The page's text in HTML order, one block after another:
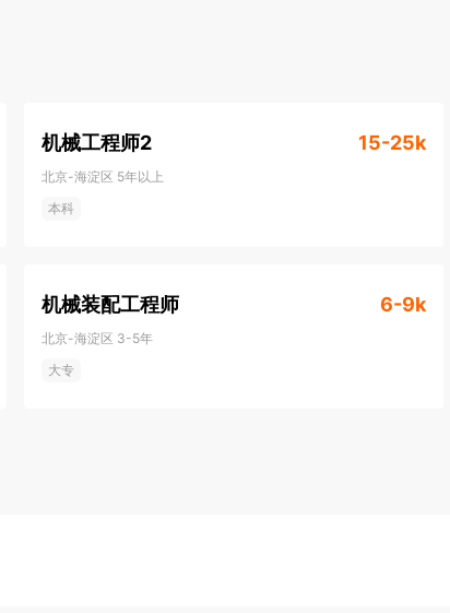
机械工程师2 15-25k
北京-海淀区 5年以上
本科
机械装配工程师 6-9k
北京-海淀区 3-5年
大专